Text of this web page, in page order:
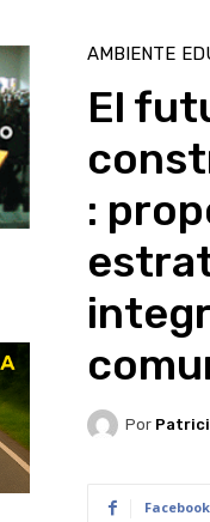
AMBIENTE
El
:
Por
Facebook